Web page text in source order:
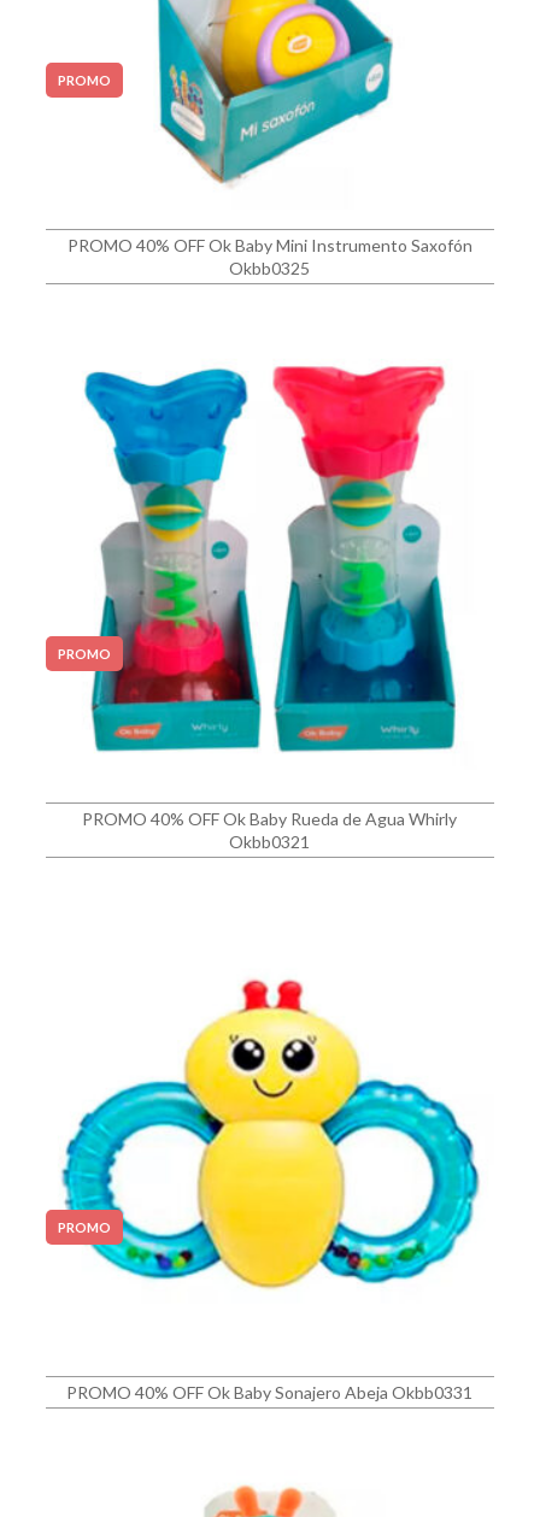
PROMO
PROMO 40% OFF Ok Baby Mini Instrumento Saxofón
Okbb0325
PROMO
PROMO 40% OFF Ok Baby Rueda de Agua Whirly
Okbb0321
PROMO
PROMO 40% OFF Ok Baby Sonajero Abeja Okbb0331